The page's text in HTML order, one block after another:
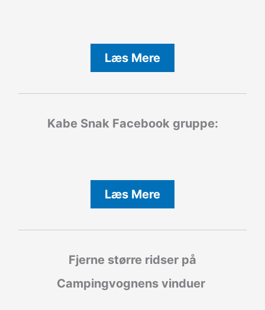
Læs Mere
Kabe SnakFacebook gruppe:
Læs Mere
Fjerne større ridser på
Campingvognens vinduer